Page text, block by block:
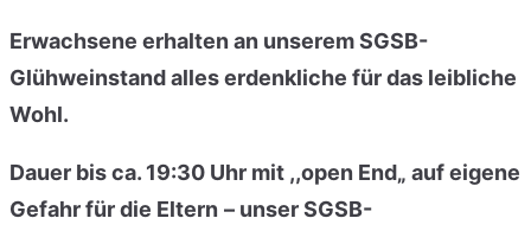
Erwachsene erhalten an unserem SGSB-
Glühweinstandalles erdenkliche für das leibliche
Wohl.
Dauer bis ca. 19:30 Uhr mit ,,open End„ aufeigene
Gefahrfürdie Eltern – unser SGSB-